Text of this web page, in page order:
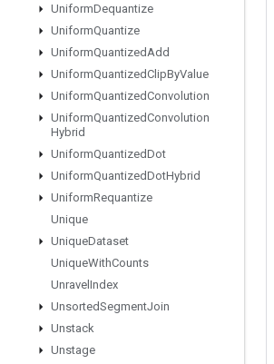
UniformDequantize
UniformQuantize
UniformQuantizedAdd
UniformQuantizedClipByValue
UniformQuantizedConvolution
UniformQuantizedConvolution
Hybrid
UniformQuantizedDot
UniformQuantizedDotHybrid
UniformRequantize
Unique
UniqueDataset
UniqueWithCounts
Unravel Index
UnsortedSegmentJoin
Unstack
Unstage